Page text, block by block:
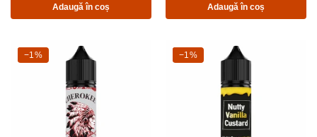
Adaugă în coș Adaugă în coș
-1%
−1% -1%
−1%